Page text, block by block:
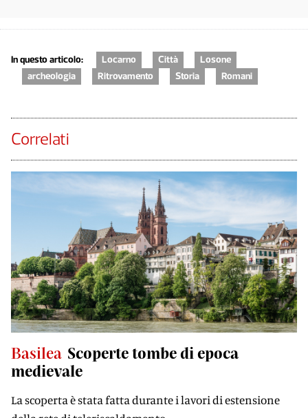
In questo articolo: Locarno Città
Losone
archeologia
Ritrovamento Storia Romani
Correlati
Basilea Scoperte tombe di epoca
medievale
La scoperta è stata fatta durante i lavori di estensione